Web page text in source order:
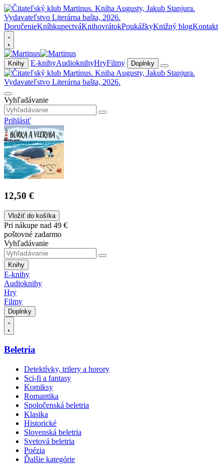
DoručenieKníhkupectváKnihovrátokPoukážkyKnižný blogKontakt
Knihy E-knihyAudioknihyHryFilmy Doplnky
Vyhľadávanie
Prihlásiť
12,50 €
Vložiť do košíka
Pri nákupe nad 49 €
poštovné zadarmo
Vyhľadávanie
Knihy
E-knihy
Audioknihy
Hry
Filmy
Doplnky
Beletria
Detektívky, trilery a horory
Sci-fi a fantasy
Komiksy
Romantika
Spoločenská beletria
Klasika
Historické
Slovenská beletria
Svetová beletria
Poézia
Ďalšie kategórie